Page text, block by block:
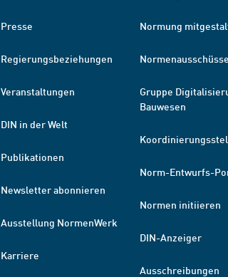
Presse
Regierungsbeziehungen
Veranstaltungen
DIN in der Welt
Publikationen
Newsletter abonnieren
Ausstellung NormenWerk
Karriere
Normung
Normenausschüsse
Gruppe
Bauwesen
Norm-Entwurfs-
Normen initiieren
DIN-Anzeiger
Ausschreibungen